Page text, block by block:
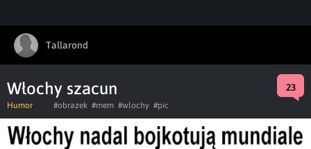
Tallarond
Włochy szacun 23
Humor #obrazek #mem #wlochy #pic